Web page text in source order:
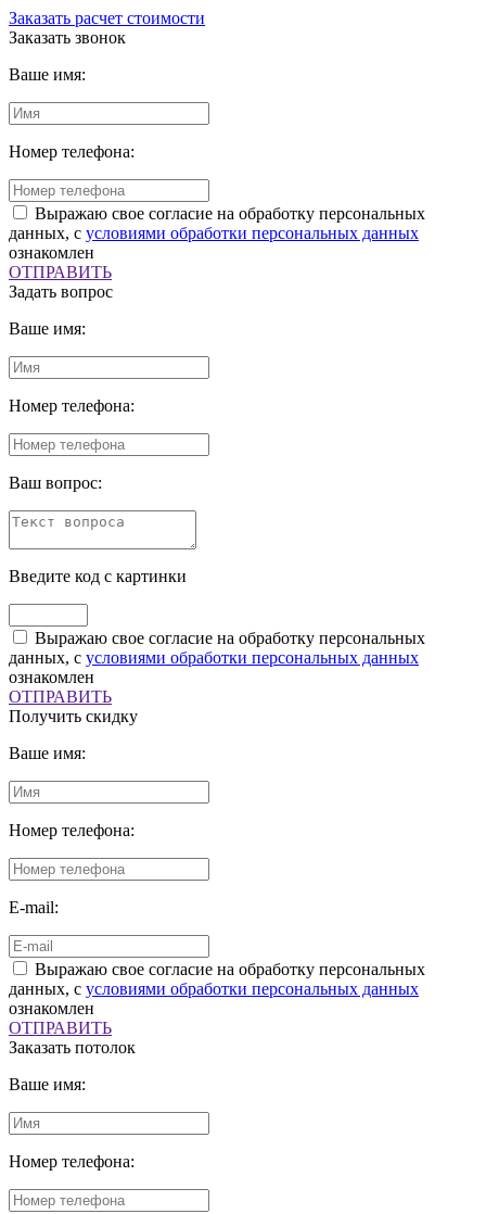
Заказать расчет стоимости
Заказать звонок
Ваше имя:
Номер телефона:
Выражаю свое согласие на обработку персональных
данных, с условиями обработки персональных данных
ознакомлен
ОТПРАВИТЬ
Задать вопрос
Ваше имя:
Номер телефона:
Ваш вопрос:
Введите код с картинки
Выражаю свое согласие на обработку персональных
данных, с условиями обработки персональных данных
ознакомлен
ОТПРАВИТЬ
Получить скидку
Ваше имя:
Номер телефона:
E-mail:
Выражаю свое согласие на обработку персональных
данных, с условиями обработки персональных данных
ознакомлен
ОТПРАВИТЬ
Заказать потолок
Ваше имя:
Номер телефона: